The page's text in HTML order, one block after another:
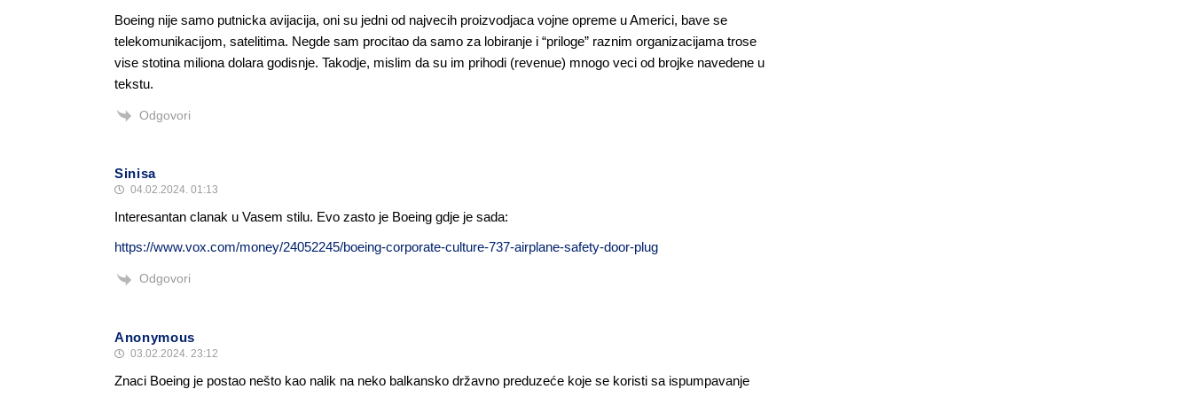
Boeing nije samo putnicka avijacija, oni su jedni od najvecih proizvodjaca vojne opreme u Americi, bave se
telekomunikacijom, satelitima. Negde sam procitao da samo za lobiranje i “priloge” raznim organizacijama trose
vise stotina miliona dolara godisnje. Takodje, mislim da su im prihodi (revenue) mnogo veci od brojke navedene u
tekstu.
Odgovori
Sinisa
04.02.2024. 01:13
Interesantan clanak u Vasem stilu. Evo zasto je Boeing gdje je sada:
https://www.vox.com/money/24052245/boeing-corporate-culture-737-airplane-safety-door-plug
Odgovori
Anonymous
03.02.2024. 23:12
Znaci Boeing je postao nešto kao nalik na neko balkansko državno preduzeće koje se koristi sa ispumpavanje